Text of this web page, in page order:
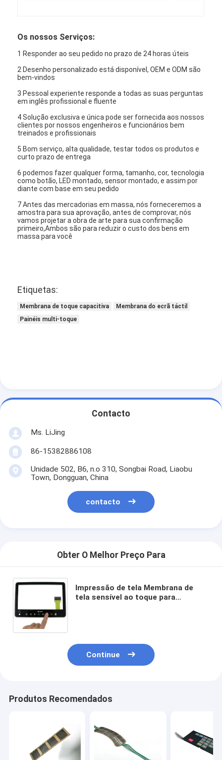
Os nossos Serviços:
1 Responder ao seu pedido no prazo de 24 horas úteis
2 Desenho personalizado está disponível, OEM e ODM são
bem-vindos
3 Pessoal experiente responde a todas as suas perguntas
em inglês profissional e fluente
4 Solução exclusiva e única pode ser fornecida aos nossos
clientes por nossos engenheiros e funcionários bem
treinados e profissionais
5 Bom serviço, alta qualidade, testar todos os produtos e
curto prazo de entrega
6 podemos fazer qualquer forma, tamanho, cor, tecnologia
como botão, LED montado, sensor montado, e assim por
diante com base em seu pedido
7 Antes das mercadorias em massa, nós forneceremos a
amostra para sua aprovação, antes de comprovar, nós
vamos projetar a obra de arte para sua confirmação
primeiro,Ambos são para reduzir o custo dos bens em
massa para você
Etiquetas:
Membrana de toque capacitiva
Membrana do ecrã táctil
Painéis multi-toque
Contacto
Ms. LiJing
86-15382886108
Unidade 502, B6, n.o 310, Songbai Road, Liaobu
Town, Dongguan, China
contacto
Obter O Melhor Preço Para
Impressão de tela Membrana de
tela sensível ao toque para
Continue
Produtos Recomendados